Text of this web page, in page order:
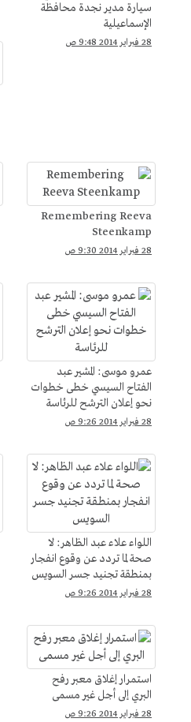
سيارة مدير نجدة محافظة
الإسماعيلية
28 فبراير 2014 9:48 ص
Remembering Reeva
Steenkamp
28 فبراير 2014 9:30 ص
عمرو موسى: المشير عبد
الفتاح السيسي خطى خطوات
نحو إعلان الترشح للرئاسة
28 فبراير 2014 9:26 ص
اللواء علاء عبد الظاهر: لا
صحة لما تردد عن وقوع انفجار
بمنطقة تجنيد جسر السويس
28 فبراير 2014 9:26 ص
استمرار إغلاق معبر رفح
البري إلى أجل غير مسمى
28 فبراير 2014 9:26 ص